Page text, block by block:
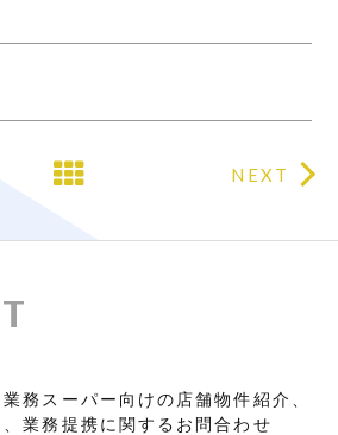
NEXT
務スーパー向けの店舗物件紹介、
業務提携に関するお問合わせ